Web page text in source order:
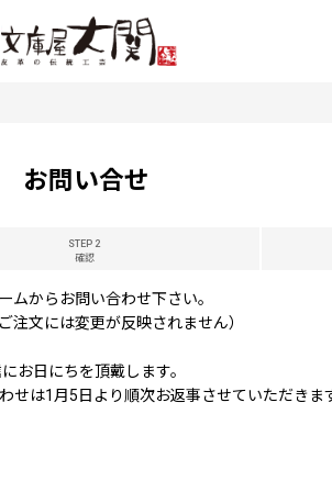
お問い合せ
STEP 2
確認
ムからお問い合わせ下さい。
注文には変更が反映されません）
お日にちを頂戴します。
は1月5日より順次お返事させていただきま